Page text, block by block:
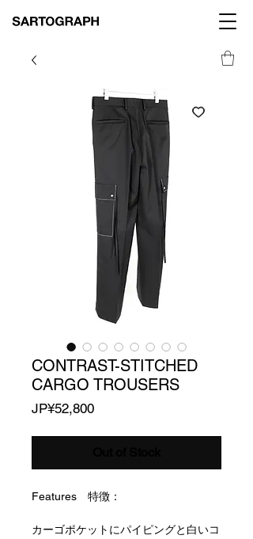
CONTRAST-STITCHED
CARGO TROUSERS
JP¥52,800Price
Features 特徴：
カーゴポケットにパイピングと白いコ